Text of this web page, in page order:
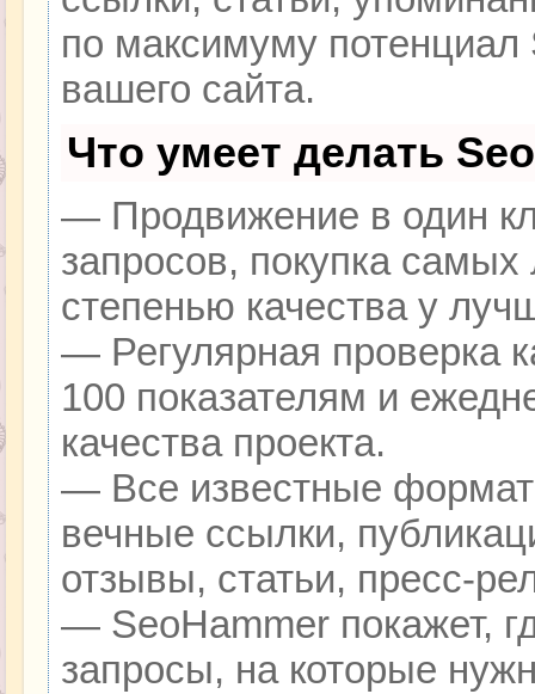
по максимуму
вашего сайта.
Что умеет делать
— Продвижение в один
запросов, покупка
степенью качества у
— Регулярная проверка
100 показателям и
качества проекта.
— Все известные
вечные ссылки,
отзывы, статьи, пресс-
— SeoHammer покажет,
запросы, на которые